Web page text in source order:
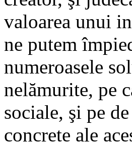
valoarea unui
ne putem
numeroasele
nelămurite, pe
sociale, şi pe
concrete ale